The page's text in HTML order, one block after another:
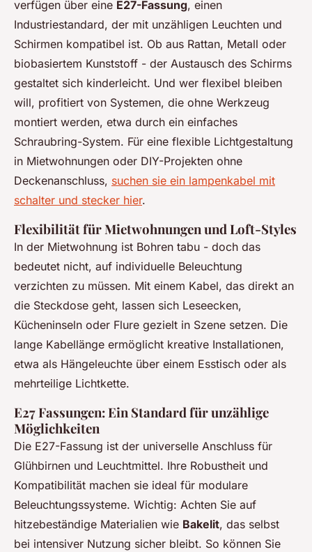
verfügen über eine E27-Fassung, einen
Industriestandard, der mit unzähligen Leuchten und
Schirmen kompatibel ist. Ob aus Rattan, Metall oder
biobasiertem Kunststoff - der Austausch des Schirms
gestaltet sich kinderleicht. Und wer flexibel bleiben
will, profitiert von Systemen, die ohne Werkzeug
montiert werden, etwa durch ein einfaches
Schraubring-System. Für eine flexible Lichtgestaltung
in Mietwohnungen oder DIY-Projekten ohne
Deckenanschluss, suchen sie ein lampenkabel mit
schalter und stecker hier.
Flexibilität für Mietwohnungen und Loft-Styles
In der Mietwohnung ist Bohren tabu - doch das
bedeutet nicht, auf individuelle Beleuchtung
verzichten zu müssen. Mit einem Kabel, das direkt an
die Steckdose geht, lassen sich Leseecken,
Kücheninseln oder Flure gezielt in Szene setzen. Die
lange Kabellänge ermöglicht kreative Installationen,
etwa als Hängeleuchte über einem Esstisch oder als
mehrteilige Lichtkette.
E27 Fassungen: Ein Standard für unzählige
Möglichkeiten
Die E27-Fassung ist der universelle Anschluss für
Glühbirnen und Leuchtmittel. Ihre Robustheit und
Kompatibilität machen sie ideal für modulare
Beleuchtungssysteme. Wichtig: Achten Sie auf
hitzebeständige Materialien wie Bakelit, das selbst
bei intensiver Nutzung sicher bleibt. So können Sie